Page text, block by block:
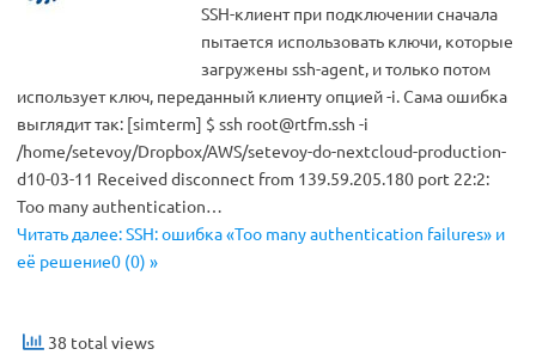
SSH-клиент при подключении сначала
пытается использовать ключи, которые
загружены ssh-agent, и только потом
использует ключ, переданный клиенту опцией -i. Сама ошибка
выглядит так: [simterm] $ ssh root@rtfm.ssh -i
/home/setevoy/Dropbox/AWS/setevoy-do-nextcloud-production-
d10-03-11 Received disconnect from 139.59.205.180 port 22:2:
Too many authentication…
Читать далее: SSH: ошибка «Too many authentication failures» и
её решение0 (0) »
38 total views